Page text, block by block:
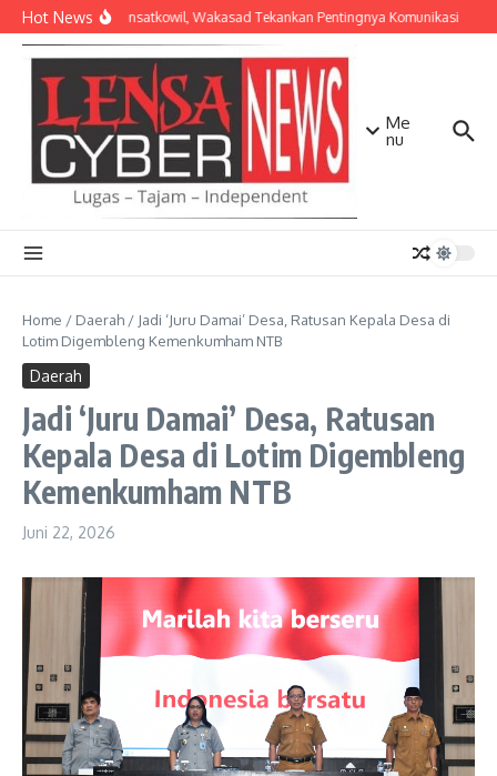
Lewati ke konten
Hot NewsBekali Dansatkowil, Wakasad Tekankan Pentingnya Komunikasi
Me
nu
Home / Daerah / Jadi ‘Juru Damai’ Desa, Ratusan Kepala Desa di
Lotim Digembleng Kemenkumham NTB
Daerah
Jadi ‘Juru Damai’ Desa, Ratusan
Kepala Desa di Lotim Digembleng
Kemenkumham NTB
Juni 22, 2026